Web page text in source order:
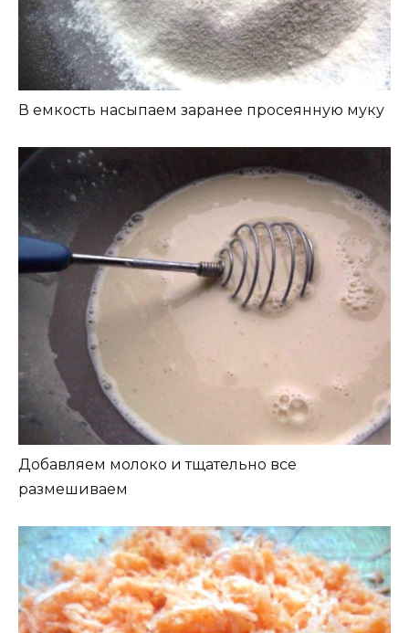
В емкость насыпаем заранее просеянную муку
Добавляем молоко и тщательно все
размешиваем